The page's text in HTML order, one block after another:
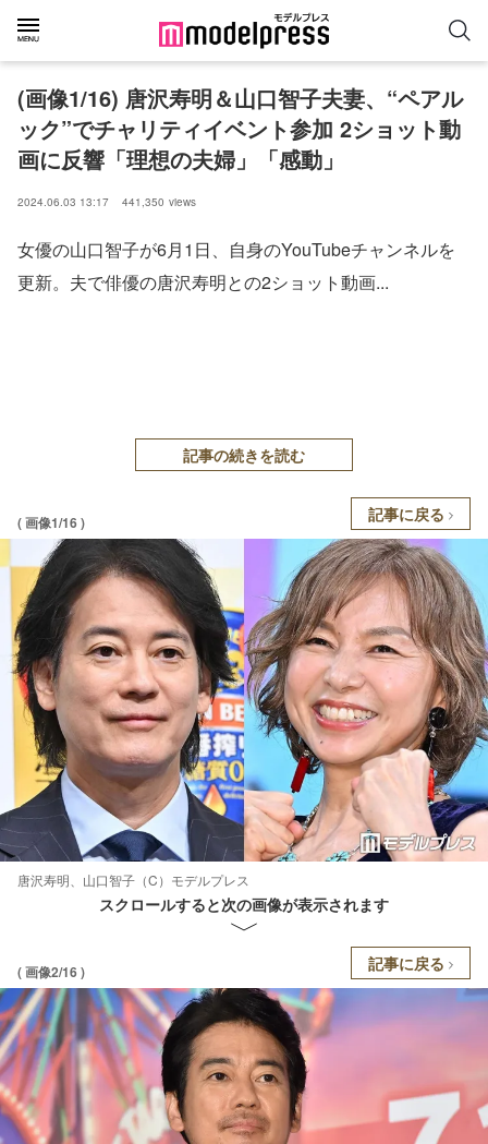
(画像1/16) 唐沢寿明＆山口智子夫妻、“ペアル
ック”でチャリティイベント参加 2ショット動
画に反響「理想の夫婦」「感動」
2024.06.03 13:17 441,350 views
女優の山口智子が6月1日、自身のYouTubeチャンネルを
更新。夫で俳優の唐沢寿明との2ショット動画...
記事の続きを読む
( 画像1/16 ) 記事に戻る
唐沢寿明、山口智子（C）モデルプレス
スクロールすると次の画像が表示されます
( 画像2/16 ) 記事に戻る